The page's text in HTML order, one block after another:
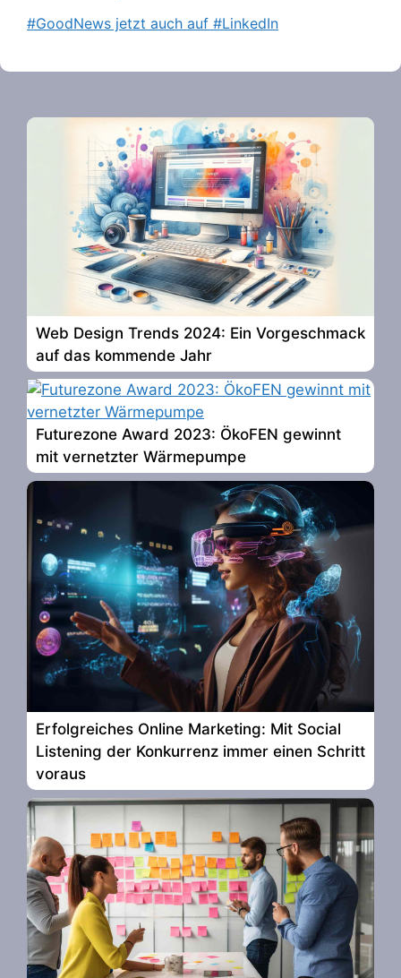
#GoodNews jetzt auch auf #LinkedIn
Web Design Trends 2024: Ein Vorgeschmack
auf das kommende Jahr
Futurezone Award 2023: ÖkoFEN gewinnt
mit vernetzter Wärmepumpe
Erfolgreiches Online Marketing: Mit Social
Listening der Konkurrenz immer einen Schritt
voraus